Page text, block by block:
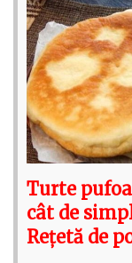
Turte
cât de
Rețetă de